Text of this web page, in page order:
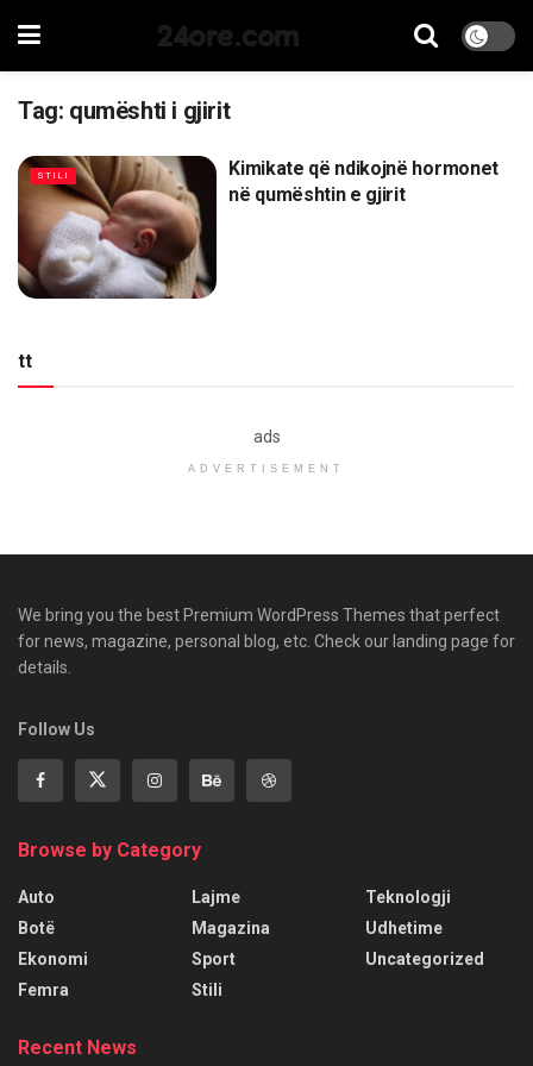
24ore.com
Tag: qumështi i gjirit
STILI
Kimikate që ndikojnë hormonet
në qumështin e gjirit
tt
ads
ADVERTISEMENT
We bring you the best Premium WordPress Themes that perfect
for news, magazine, personal blog, etc. Check our landing page for
details.
Follow Us
Browse by Category
Auto
Botë
Ekonomi
Femra
Lajme
Magazina
Sport
Stili
Teknologji
Udhetime
Uncategorized
Recent News